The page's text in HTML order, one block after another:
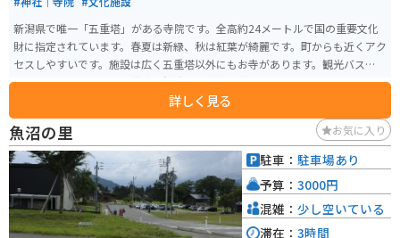
新潟県で唯一「五重塔」がある寺院です。全高約24メートルで国の重要文化
財に指定されています。春夏は新緑、秋は紅葉が綺麗です。町からも近くアク
セスしやすいです。施設は広く五重塔以外にもお寺があります。観光バスも来
るようなスポットなので佐渡の観光地としては割とメジャーです。
詳しく見る
魚沼の里 お気に入り
駐車： 駐車場あり
予算： 3000円
混雑： 少し空いている
滞在： 3時間